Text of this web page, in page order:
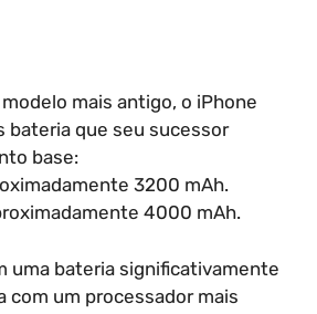
mais antigo, o iPhone
bateria que seu sucessor
base:
3200 mAh.
4000 mAh.
uma bateria significativamente
com um processador mais